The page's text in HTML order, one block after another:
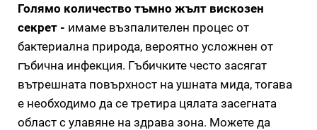
Голямо количество тъмно жълт вискозен
секрет - имаме възпалителен процес от
бактериална природа, вероятно усложнен от
гъбична инфекция. Гъбичките често засягат
вътрешната повърхност на ушната мида, тогава
е необходимо да се третира цялата засегната
област с улавяне на здрава зона. Можете да